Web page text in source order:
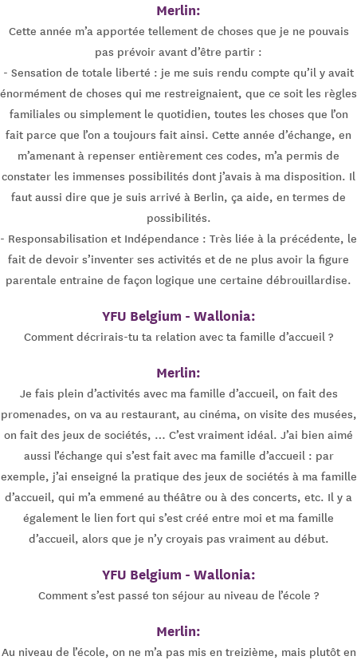
Merlin:
Cette année m’a apportée tellement de choses que je ne pouvais
pas prévoir avant d’être partir :
- Sensation de totale liberté : je me suis rendu compte qu’il y avait
énormément de choses qui me restreignaient, que ce soit les règles
familiales ou simplement le quotidien, toutes les choses que l’on
fait parce que l’on a toujours fait ainsi. Cette année d’échange, en
m’amenant à repenser entièrement ces codes, m’a permis de
constater les immenses possibilités dont j’avais à ma disposition. Il
faut aussi dire que je suis arrivé à Berlin, ça aide, en termes de
possibilités.
- Responsabilisation et Indépendance : Très liée à la précédente, le
fait de devoir s’inventer ses activités et de ne plus avoir la figure
parentale entraine de façon logique une certaine débrouillardise.
YFU Belgium - Wallonia:
Comment décrirais-tu ta relation avec ta famille d’accueil ?
Merlin:
Je fais plein d’activités avec ma famille d’accueil, on fait des
promenades, on va au restaurant, au cinéma, on visite des musées,
on fait des jeux de sociétés, … C’est vraiment idéal. J’ai bien aimé
aussi l’échange qui s’est fait avec ma famille d’accueil : par
exemple, j’ai enseigné la pratique des jeux de sociétés à ma famille
d’accueil, qui m’a emmené au théâtre ou à des concerts, etc. Il y a
également le lien fort qui s’est créé entre moi et ma famille
d’accueil, alors que je n’y croyais pas vraiment au début.
YFU Belgium - Wallonia:
Comment s’est passé ton séjour au niveau de l’école ?
Merlin:
Au niveau de l’école, on ne m’a pas mis en treizième, mais plutôt en